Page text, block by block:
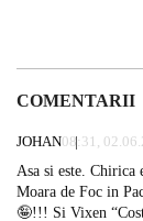
COMENTARII
JOHAN08:31,
Asa si este. Chirica
Moara de Foc in
🤪!!! Si Vixen